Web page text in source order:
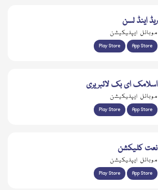
ریڈ اینڈ لسن
موبائل ایپلیکیشن
Play Store App Store
اسلامک ای بک لائبریری
موبائل ایپلیکیشن
Play Store App Store
نعت کلیکشن
موبائل ایپلیکیشن
Play Store App Store